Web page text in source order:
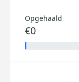
Opgehaald
€0